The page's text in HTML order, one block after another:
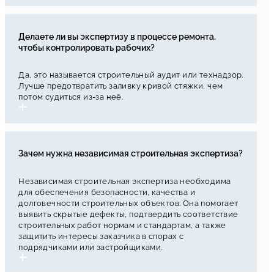
Делаете ли вы экспертизу в процессе ремонта,
чтобы контролировать рабочих?
Да, это называется строительный аудит или технадзор.
Лучше предотвратить заливку кривой стяжки, чем
потом судиться из-за неё.
Зачем нужна независимая строительная экспертиза?
Независимая строительная экспертиза необходима
для обеспечения безопасности, качества и
долговечности строительных объектов. Она помогает
выявить скрытые дефекты, подтвердить соответствие
строительных работ нормам и стандартам, а также
защитить интересы заказчика в спорах с
подрядчиками или застройщиками.